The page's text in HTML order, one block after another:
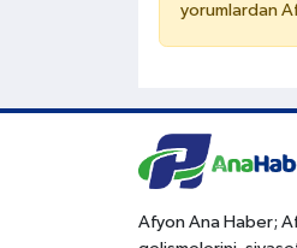
yorumlardan
Afyon Ana Haber;